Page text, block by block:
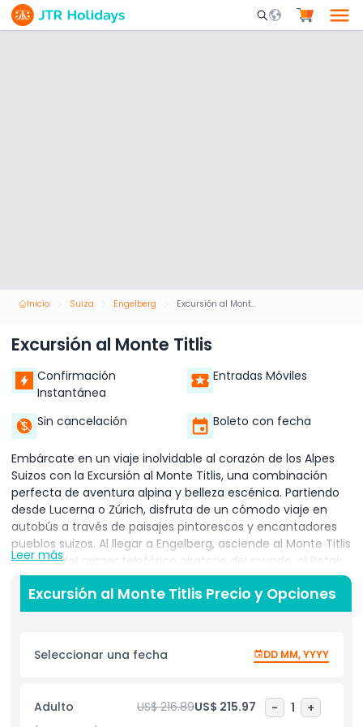
Mobile Search
Inicio Suiza Engelberg Excursión al Monte Titlis
Excursión al Monte Titlis
Confirmación
Instantánea
Entradas Móviles
Sin cancelación Boleto con fecha
Embárcate en un viaje inolvidable al corazón de los Alpes
Suizos con la Excursión al Monte Titlis, una combinación
perfecta de aventura alpina y belleza escénica. Partiendo
desde Lucerna o Zúrich, disfruta de un cómodo viaje en
autobús a través de paisajes pintorescos y encantadores
pueblos suizos. Al llegar a Engelberg, asciende al Monte Titlis
a través del primer teleférico giratorio del mundo, el Rotair,
que ofrece vistas panorámicas de 360 grados de las
montañas cubiertas de nieve. En la cima, experimenta la
magia del hielo y la nieve eternos. Explora la fascinante
desde el Puente Colgante de Titlis, el puente colgante más
alto de Europa, y disfruta de actividades emocionantes
condiciones climáticas). El impresionante paisaje de los
Alpes circundantes y el aire fresco de la montaña hacen de
Leer más
Excursión al Monte Titlis Precio y Opciones
Seleccionar una fecha DD MM, YYYY
Adulto US$ 216.89US$ 215.97 - 1 +